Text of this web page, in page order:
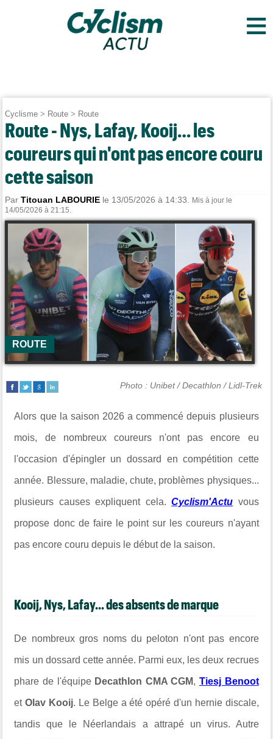
≡
Cyclisme > Route > Route
Route - Nys, Lafay, Kooij… les
coureurs qui n'ont pas encore couru
cette saison
ParTitouan LABOURIE le 13/05/2026 à 14:33.
Mis à jour le
14/05/2026 à 21:15.
ROUTE
Photo : Unibet / Decathlon / Lidl-Trek
Alors que la saison 2026 a commencé depuis plusieurs
mois, de nombreux coureurs n'ont pas encore eu
l'occasion d'épingler un dossard en compétition cette
année. Blessure, maladie, chute, problèmes physiques...
plusieurs causes expliquent cela.Cyclism'Actu vous
propose donc de faire le point sur les coureurs n'ayant
pas encore couru depuis le début de la saison.
Kooij, Nys, Lafay... des absents de marque
De nombreux gros noms du peloton n'ont pas encore
mis un dossard cette année. Parmi eux, les deux recrues
phare de l'équipeDecathlon CMA CGM, Tiesj Benoot
etOlav Kooij. Le Belge a été opéré d'un hernie discale,
tandis que le Néerlandais a attrapé un virus. Autre